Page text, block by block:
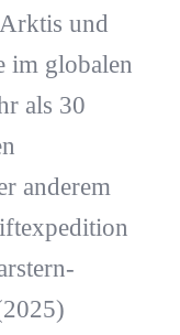
und
im globalen
als 30
anderem